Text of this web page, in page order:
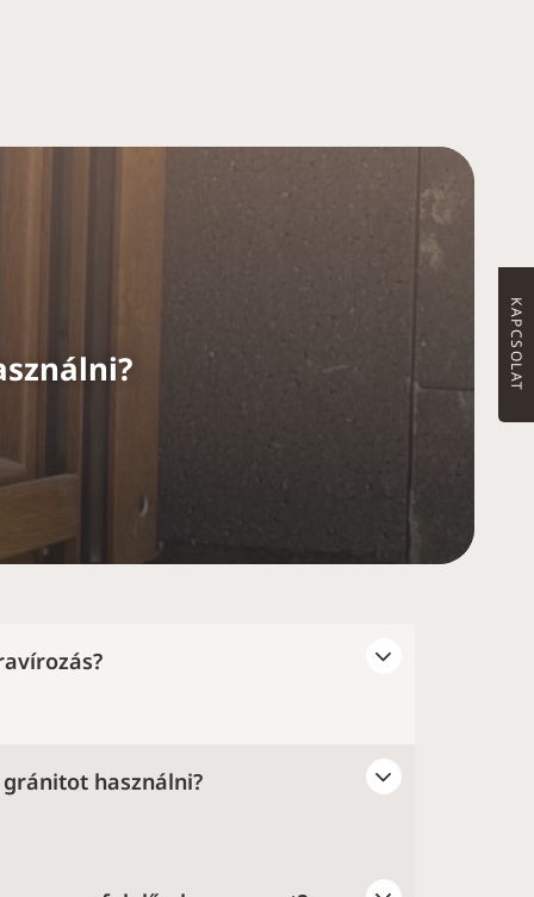
KAPCSOLAT
gondot. Az idő során megkopott
felújítása is elvégezhető.
használni?